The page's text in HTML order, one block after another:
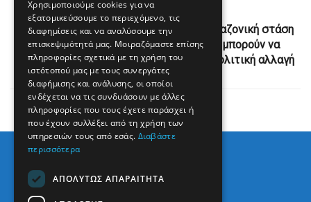
Next Post
Ζαχαριάδης για ομιλία Μητσοτάκη: Η αλαζονική στάση
και οι μεγαλόστομες διακηρύξεις δεν μπορούν να
αντιστρέψουν το κυρίαρχο αίτημα για πολιτική αλλαγή
Χρησιμοποιούμε cookies για να
εξατομικεύσουμε το περιεχόμενο, τις
διαφημίσεις και να αναλύσουμε την
επισκεψιμότητά μας. Μοιραζόμαστε επίσης
πληροφορίες σχετικά με τη χρήση του
ιστότοπού μας με τους συνεργάτες
διαφήμισης και ανάλυσης, οι οποίοι
ενδέχεται να τις συνδυάσουν με άλλες
πληροφορίες που τους έχετε παράσχει ή
που έχουν συλλέξει από τη χρήση των
υπηρεσιών τους από εσάς. Διαβάστε
περισσότερα
ΑΠΟΛΎΤΩΣ ΑΠΑΡΑΊΤΗΤΑ